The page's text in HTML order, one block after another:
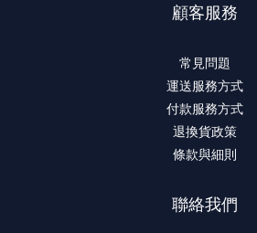
顧客服務
常見問題
運送服務方式
付款服務方式
退換貨政策
條款與細則
聯絡我們